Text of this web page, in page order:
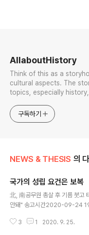
AllaboutHistory
Think of this as a
cultural aspects. The
topics, especially
approach will be to
generalized viewpoint
구독하기
NEWS & THESIS 의
국가의 성립 요건은 보복
北, 南공무원 총살 후 기름 붓고
안돼" 송고시간2020-09-24
돼 '박왕자 피격' 12년 만의 민간
3 1 2020. 9. 25.